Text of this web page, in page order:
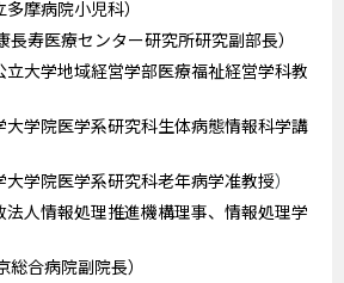
摩病院小児科）
長寿医療センター研究所研究副部長）
立大学地域経営学部医療福祉経営学科教
大学院医学系研究科生体病態情報科学講
大学院医学系研究科老年病学准教授）
人情報処理推進機構理事、情報処理学
合病院副院長）